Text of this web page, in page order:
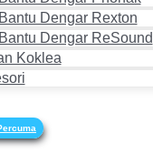
Dengar Rexton
Dengar ReSound
Koklea